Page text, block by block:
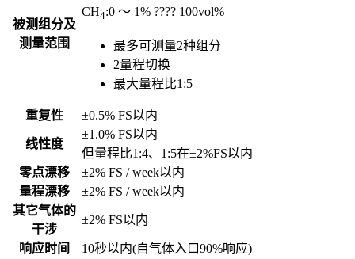
被测组分及
测量范围
CH4:0 ～ 1% ???? 100vol%
最多可测量2种组分
2量程切换
最大量程比1:5
重复性 ±0.5% FS以内
线性度
±1.0% FS以内
但量程比1:4、1:5在±2%FS以内
零点漂移
±2% FS / week以内
量程漂移
±2% FS / week以内
其它气体的
干涉
±2% FS以内
响应时间 10秒以内(自气体入口90%响应)